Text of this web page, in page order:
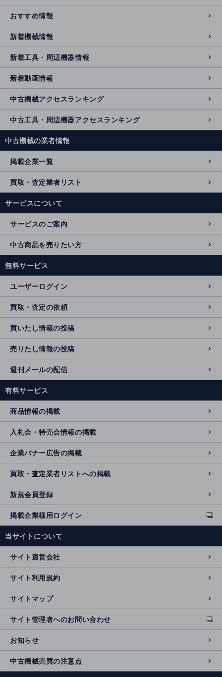
おすすめ情報
新着機械情報
新着工具・周辺機器情報
新着動画情報
中古機械アクセスランキング
中古工具・周辺機器アクセスランキング
中古機械の業者情報
掲載企業一覧
買取・査定業者リスト
サービスについて
サービスのご案内
中古商品を売りたい方
無料サービス
ユーザーログイン
買取・査定の依頼
買いたし情報の投稿
売りたし情報の投稿
週刊メールの配信
有料サービス
商品情報の掲載
入札会・特売会情報の掲載
企業バナー広告の掲載
買取・査定業者リストへの掲載
新規会員登録
掲載企業様用ログイン
ext
e
n
al
si
t
e
当サイトについて
サイト運営会社
サイト利用規約
サイトマップ
サイト管理者へのお問い合わせ
ext
e
r
n
al
si
お知らせ
中古機械売買の注意点